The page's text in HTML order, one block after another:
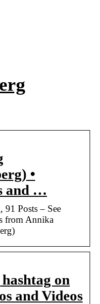
•
and …
Posts – See
from Annika
on
and Videos